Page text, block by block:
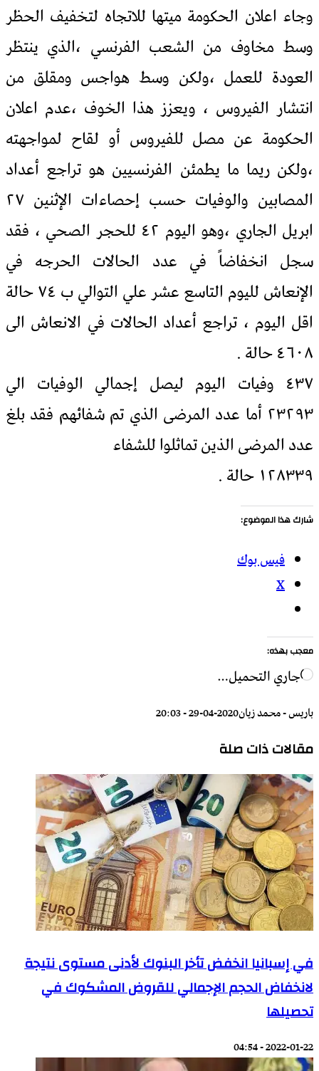
وجاء اعلان الحكومة ميتها للاتجاه لتخفيف الحظر
وسط مخاوف من الشعب الفرنسي ،الذي ينتظر
العودة للعمل ،ولكن وسط هواجس ومقلق من
انتشار الفيروس ، ويعزز هذا الخوف ،عدم اعلان
الحكومة عن مصل للفيروس أو لقاح لمواجهته
،ولكن ريما ما يطمئن الفرنسيين هو تراجع أعداد
المصابين والوفيات حسب إحصاءات الإثنين ٢٧
ابريل الجاري ،وهو اليوم ٤٢ للحجر الصحي ، فقد
سجل انخفاضاً في عدد الحالات الحرجه في
الإنعاش لليوم التاسع عشر علي التوالي ب ٧٤ حالة
اقل اليوم ، تراجع أعداد الحالات في الانعاش الى
٤٦٠٨ حالة .
٤٣٧ وفيات اليوم ليصل إجمالي الوفيات الي
٢٣٢٩٣ أما عدد المرضى الذي تم شفائهم فقد بلغ
عدد المرضى الذين تماثلوا للشفاء
١٢٨٣٣٩ حالة .
شارك هذا الموضوع:
فيس بوك
X
معجب بهذه:
جاري التحميل…
باريس - محمد زيان2020-04-29 - 20:03
مقالات ذات صلة
في إسبانيا انخفض تأخر البنوك لأدنى مستوى نتيجة
لانخفاض الحجم الإجمالي للقروض المشكوك في
تحصيلها
2022-01-22 - 04:54